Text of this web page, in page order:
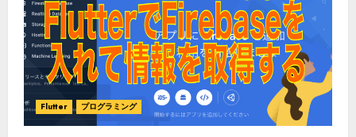
Flutter プログラミング